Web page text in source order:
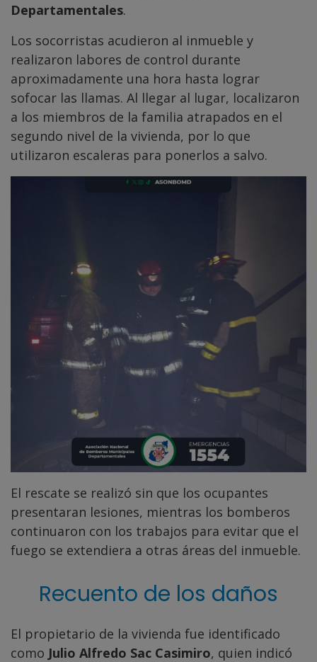
Departamentales.
Los socorristas acudieron al inmueble y
realizaron labores de control durante
aproximadamente una hora hasta lograr
sofocar las llamas. Al llegar al lugar, localizaron
a los miembros de la familia atrapados en el
segundo nivel de la vivienda, por lo que
utilizaron escaleras para ponerlos a salvo.
El rescate se realizó sin que los ocupantes
presentaran lesiones, mientras los bomberos
continuaron con los trabajos para evitar que el
fuego se extendiera a otras áreas del inmueble.
Recuento de los daños
El propietario de la vivienda fue identificado
como Julio Alfredo Sac Casimiro, quien indicó